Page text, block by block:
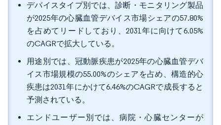
デバイスタイプ別では、診断・モニタリング製品
が2025年の心臓血管デバイス市場シェアの57.80%
を占めてリードしており、2031年に向けて6.05%
のCAGRで拡大している。
用途別では、冠動脈疾患が2025年の心臓血管デバ
イス市場規模の55.00%のシェアを占め、構造的心
疾患は2031年にかけて6.46%のCAGRで成長すると
予測されている。
エンドユーザー別では、病院・心臓センターが